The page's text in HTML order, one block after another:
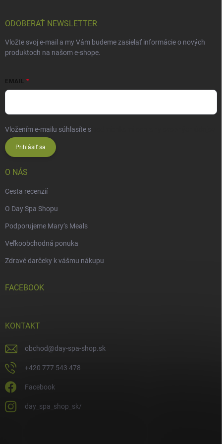
ODOBERAŤ NEWSLETTER
Vložte svoj e-mail a my Vám budeme zasielať informácie o nových
produktoch na našom e-shope.
EMAIL
Vložením e-mailu súhlasíte s
Prihlásiť sa
O NÁS
Cesta recenzií
O Day Spa Shopu
Podporujeme Mary’s Meals
Veľkoobchodná ponuka
Zdravé darčeky k vášmu nákupu
FACEBOOK
KONTAKT
obchod@day-spa-shop.sk
+420 777 543 478
Facebook
day_spa_shop_sk/